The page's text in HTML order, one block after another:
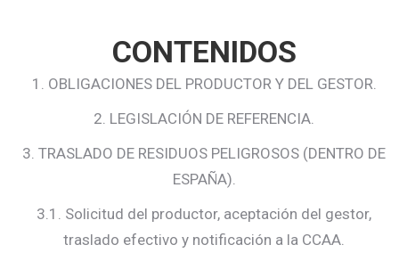
CONTENIDOS
1. OBLIGACIONES DEL PRODUCTOR Y DEL GESTOR.
2. LEGISLACIÓN DE REFERENCIA.
3. TRASLADO DE RESIDUOS PELIGROSOS (DENTRO DE
ESPAÑA).
3.1. Solicitud del productor, aceptación del gestor,
traslado efectivo y notificación a la CCAA.